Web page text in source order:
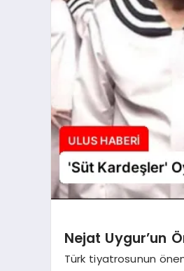
Nejat Uygur’un
Türk tiyatrosunun